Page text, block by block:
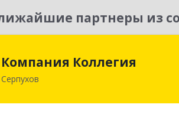
партнеры из
Компания Коллегия
Серпухов
142211, Московская обл, Серпухов г,